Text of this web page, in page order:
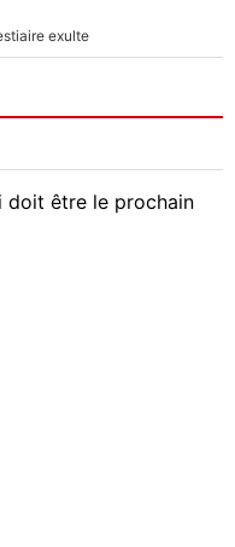
exulte
doit être le prochain